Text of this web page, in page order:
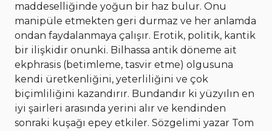
maddeselliğinde yoğun bir haz bulur. Onu
manipüle etmekten geri durmaz ve her anlamda
ondan faydalanmaya çalışır. Erotik, politik, kantik
bir ilişkidir onunki. Bilhassa antik döneme ait
ekphrasis (betimleme, tasvir etme) olgusuna
kendi üretkenliğini, yeterliliğini ve çok
biçimliliğini kazandırır. Bundandır ki yüzyılın en
iyi şairleri arasında yerini alır ve kendinden
sonraki kuşağı epey etkiler. Sözgelimi yazar Tom